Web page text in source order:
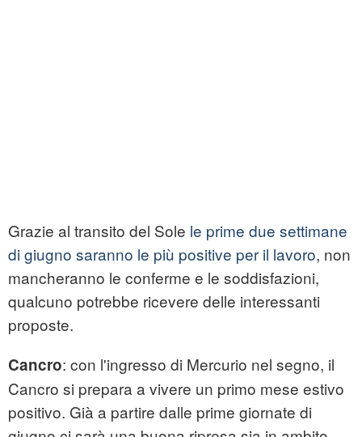
Grazie al transito del Sole le prime due settimane
di giugno saranno le più positive per il lavoro, non
mancheranno le conferme e le soddisfazioni,
qualcuno potrebbe ricevere delle interessanti
proposte.
Cancro: con l'ingresso di Mercurio nel segno, il
Cancro si prepara a vivere un primo mese estivo
positivo. Già a partire dalle prime giornate di